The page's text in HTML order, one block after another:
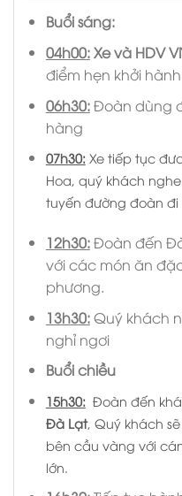
Buổi sáng:
04h00:Xe và HDV
điểm hẹn khởi
06h30:Đoàn dùng
hàng
07h30: Xe tiếp tục
Hoa, quý khách
tuyến đường đoàn đi
12h30:Đoàn đến
với các món ăn
phương.
13h30:Quý khách
nghỉ ngơi
Buổi chiều
15h30: Đoàn đến
Đà Lạt, Quý khách
bên cầu vàng với
lớn.